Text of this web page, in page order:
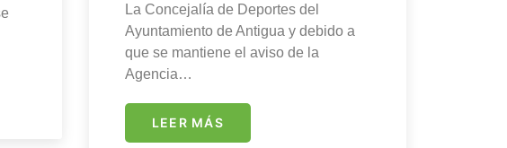
La Concejalía de Deportes del
Ayuntamiento de Antigua y debido a
que se mantiene el aviso de la
Agencia…
LEER MÁS